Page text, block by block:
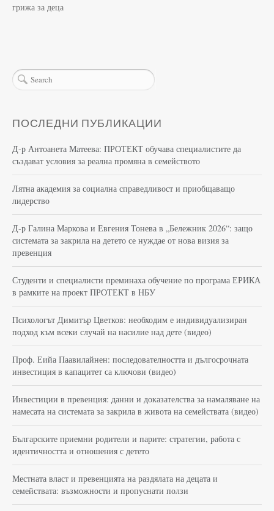
грижа за деца
ПОСЛЕДНИ ПУБЛИКАЦИИ
Д-р Антоанета Матеева: ПРОТЕКТ обучава специалистите да
създават условия за реална промяна в семейството
Лятна академия за социална справедливост и приобщаващо
лидерство
Д-р Галина Маркова и Евгения Тонева в „Бележник 2026“: защо
системата за закрила на детето се нуждае от нова визия за
превенция
Студенти и специалисти преминаха обучение по програма ЕРИКА
в рамките на проект ПРОТЕКТ в НБУ
Психологът Димитър Цветков: необходим е индивидуализиран
подход към всеки случай на насилие над дете (видео)
Проф. Еийа Паавилайнен: последователността и дългосрочната
инвестиция в капацитет са ключови (видео)
Инвестиции в превенция: данни и доказателства за намаляване на
намесата на системата за закрила в живота на семействата (видео)
Българските приемни родители и парите: стратегии, работа с
идентичността и отношения с детето
Местната власт и превенцията на раздялата на децата и
семействата: възможности и пропуснати ползи